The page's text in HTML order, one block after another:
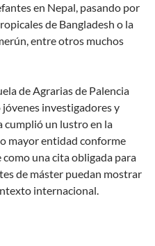
en Nepal, pasando por
de Bangladesh o la
entre otros muchos
de Agrarias de Palencia
investigadores y
cumplió un lustro en la
mayor entidad conforme
como una cita obligada para
de máster puedan mostrar
internacional.